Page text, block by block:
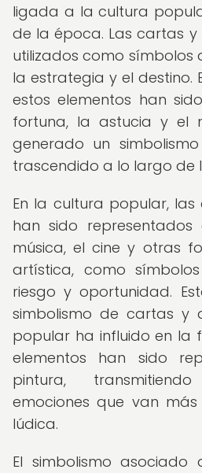
ligada a la cultura
de la época. Las cartas
utilizados como símbolos
la estrategia y el destino.
estos elementos han
fortuna, la astucia y el
generado un
trascendido a lo largo de
En la cultura popular,
han sido
música, el cine y otras
artística, como
riesgo y oportunidad.
simbolismo de cartas y
popular ha influido en la
elementos han sido
pintura,
emociones que van
lúdica.
El simbolismo